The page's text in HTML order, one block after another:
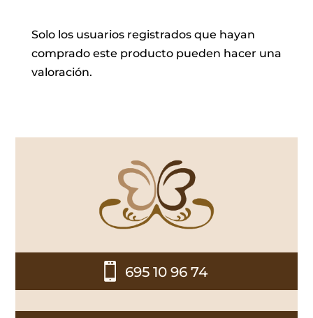
Solo los usuarios registrados que hayan
comprado este producto pueden hacer una
valoración.
 695 10 96 74